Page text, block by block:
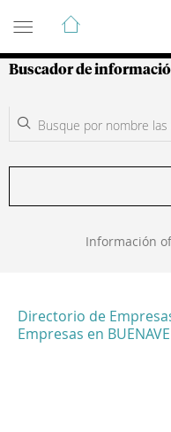
Guía de
Buscador de
Información
Directorio de
Empresas en